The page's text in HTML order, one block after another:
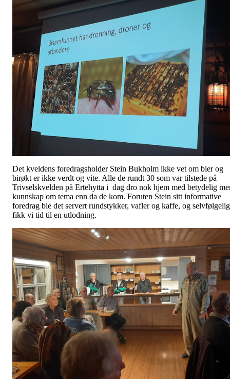
Det kveldens foredragsholder Stein Bukholm ikke vet om bier og
birøkt er ikke verdt og vite. Alle de rundt 30 som var tilstede på
Trivselskvelden på Ertehytta i dag dro nok hjem med betydelig
kunnskap om tema enn da de kom. Foruten Stein sitt informative
foredrag ble det servert rundstykker, vafler og kaffe, og selvfølgelig
fikk vi tid til en utlodning.